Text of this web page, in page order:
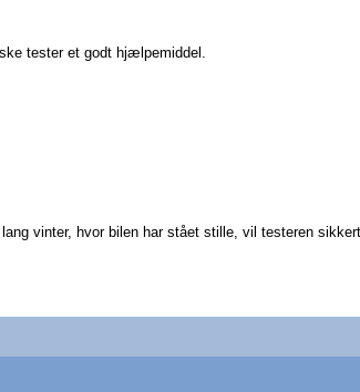
tester et godt hjælpemiddel.
vinter, hvor bilen har stået stille, vil testeren
/J.Bonfils,